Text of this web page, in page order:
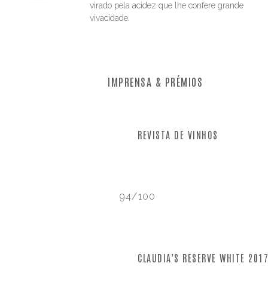
virado pela acidez que lhe confere grande
vivacidade.
IMPRENSA & PRÉMIOS
REVISTA DE VINHOS
94/100
CLAUDIA’S RESERVE WHITE 2017